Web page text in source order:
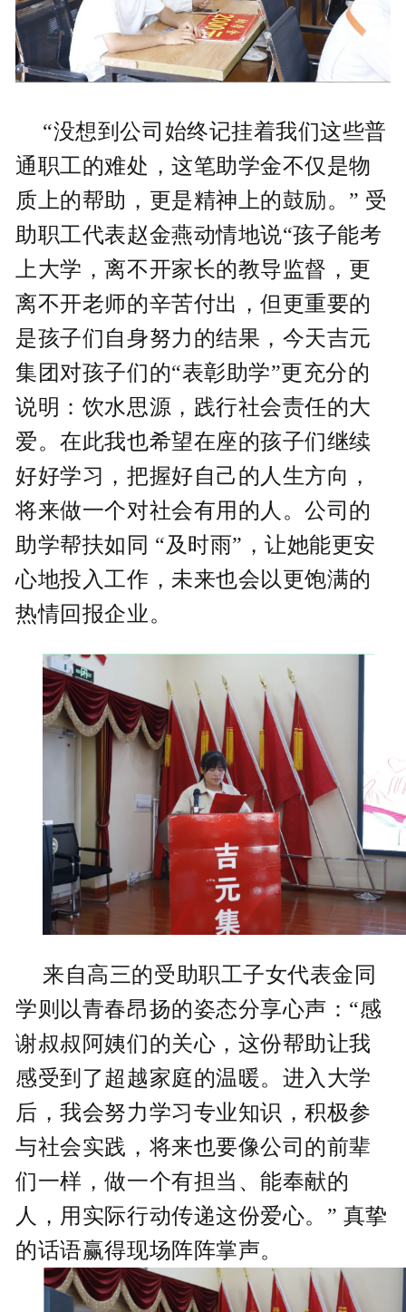
“没想到公司始终记挂着我们这些普
通职工的难处，这笔助学金不仅是物
质上的帮助，更是精神上的鼓励。” 受
助职工代表赵金燕动情地说“孩子能考
上大学，离不开家长的教导监督，更
离不开老师的辛苦付出，但更重要的
是孩子们自身努力的结果，今天吉元
集团对孩子们的“表彰助学”更充分的
说明：饮水思源，践行社会责任的大
爱。在此我也希望在座的孩子们继续
好好学习，把握好自己的人生方向，
将来做一个对社会有用的人。公司的
助学帮扶如同 “及时雨”，让她能更安
心地投入工作，未来也会以更饱满的
热情回报企业。
来自高三的受助职工子女代表金同
学则以青春昂扬的姿态分享心声：“感
谢叔叔阿姨们的关心，这份帮助让我
感受到了超越家庭的温暖。进入大学
后，我会努力学习专业知识，积极参
与社会实践，将来也要像公司的前辈
们一样，做一个有担当、能奉献的
人，用实际行动传递这份爱心。” 真挚
的话语赢得现场阵阵掌声。